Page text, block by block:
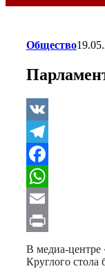
Общество
VK
Telegram
Facebook
WhatsApp
Email
Print
В медиа-центре
Круглого